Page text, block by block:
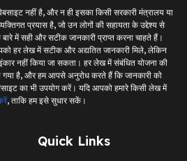
नहीं है, और न ही इसका किसी सरकारी मंत्रालय या
प्रयास है, जो उन लोगों की सहायता के उद्देश्य से
में सही और सटीक जानकारी प्राप्त करना चाहते हैं।
हर लेख में सटीक और अद्यतित जानकारी मिले, लेकिन
नहीं किया जा सकता। हर लेख में संबंधित योजना की
है, और हम आपसे अनुरोध करते हैं कि जानकारी को
का भी उपयोग करें। यदि आपको हमारे किसी लेख में
, ताकि हम इसे सुधार सकें।
Quick Links